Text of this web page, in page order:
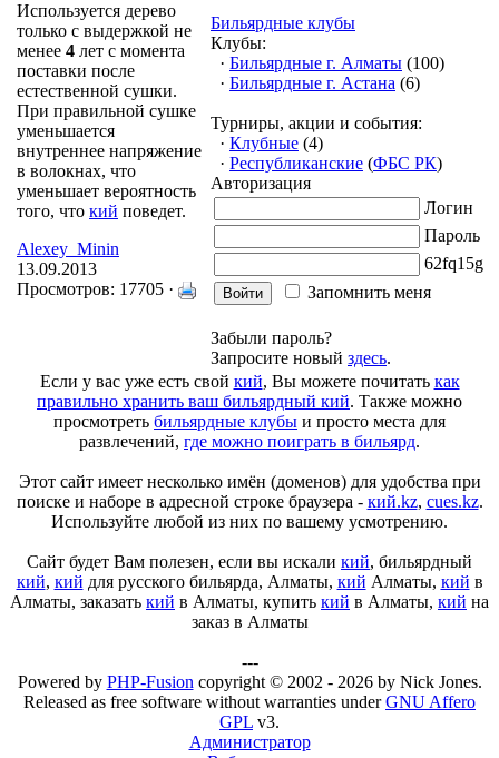
Используется дерево
только с выдержкой не
менее 4 лет с момента
поставки после
естественной сушки.
При правильной сушке
уменьшается
внутреннее напряжение
в волокнах, что
уменьшает вероятность
того, что кий поведет.
Alexey_Minin
13.09.2013
Просмотров: 17705 ·
Бильярдные клубы
Клубы:
· Бильярдные г. Алматы (100)
· Бильярдные г. Астана (6)
Турниры, акции и события:
· Клубные (4)
· Республиканские (ФБС РК)
Авторизация
Логин
Пароль
fq1
Запомнить меня
Забыли пароль?
Запросите новый здесь.
Если у вас уже есть свой кий, Вы можете почитать как
правильно хранить ваш бильярдный кий. Также можно
просмотреть бильярдные клубы и просто места для
развлечений, где можно поиграть в бильярд.
Этот сайт имеет несколько имён (доменов) для удобства при
поиске и наборе в адресной строке браузера - кий.kz, cues.kz.
Используйте любой из них по вашему усмотрению.
Сайт будет Вам полезен, если вы искали кий, бильярдный
кий, кий для русского бильярда, Алматы, кий Алматы, кий в
Алматы, заказать кий в Алматы, купить кий в Алматы, кий на
заказ в Алматы
---
Powered by PHP-Fusion copyright © 2002 - 2026 by Nick Jones.
Released as free software without warranties underGNU Affero
GPL v3.
Администратор